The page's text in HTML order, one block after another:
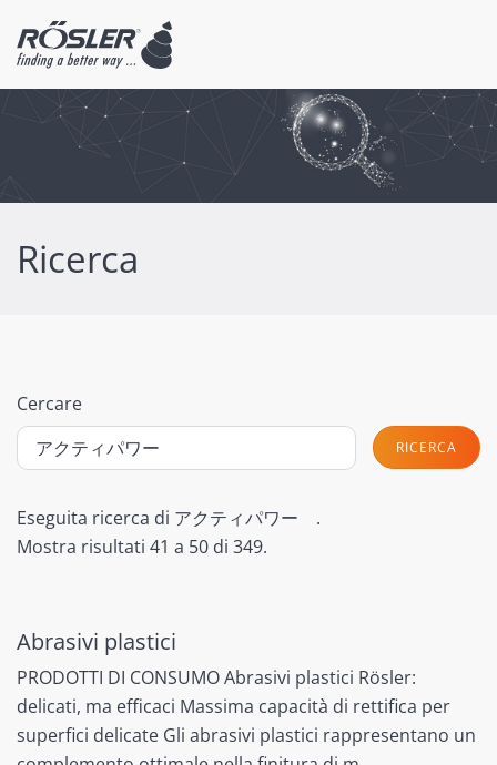
Ricerca
Cercare
RICERCA
Eseguita ricerca di アクティパワー .
Mostra risultati 41 a 50 di 349.
Abrasivi plastici
PRODOTTI DI CONSUMO Abrasivi plastici Rösler:
delicati, ma efficaci Massima capacità di rettifica per
superfici delicate Gli abrasivi plastici rappresentano un